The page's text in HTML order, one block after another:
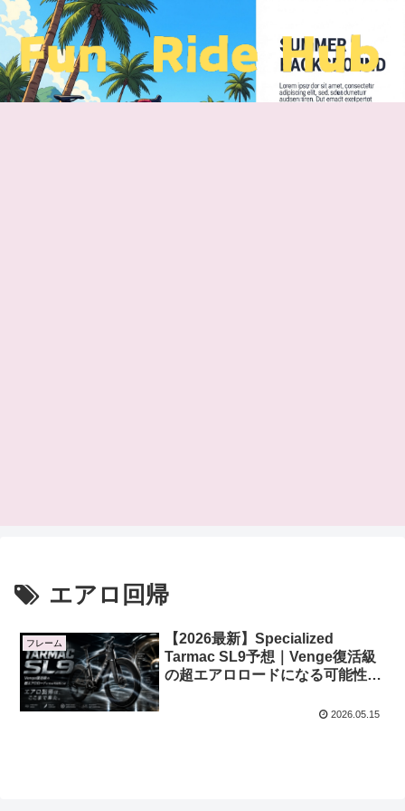
エアロ回帰
フレーム
【2026最新】Specialized
Tarmac SL9予想｜Venge復活級
の超エアロロードになる可能性と
2026.05.15